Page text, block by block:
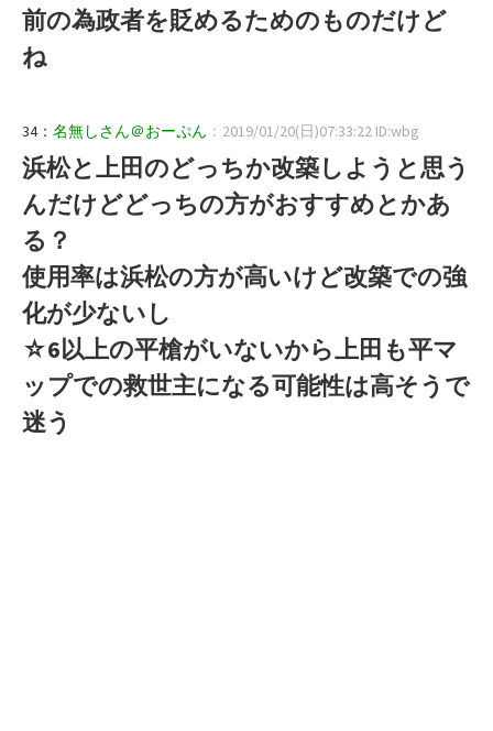
前の為政者を貶めるためのものだけど
ね
34： 名無しさん＠おーぷん ：2019/01/20(日)07:33:22 ID:wbg
浜松と上田のどっちか改築しようと思う
んだけどどっちの方がおすすめとかあ
る？
使用率は浜松の方が高いけど改築での強
化が少ないし
☆6以上の平槍がいないから上田も平マ
ップでの救世主になる可能性は高そうで
迷う